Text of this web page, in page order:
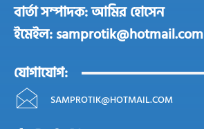
বার্তা সম্পাদক: আমির হোসেন
ইমেইল: samprotik@hotmail.com
যোগাযোগ:
SAMPROTIK@HOTMAIL.COM